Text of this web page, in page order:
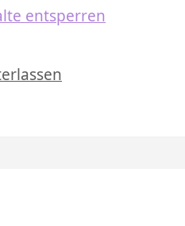
entsperren